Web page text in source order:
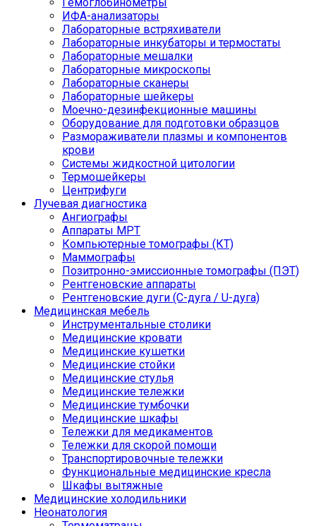
ИФА-анализаторы
Лабораторные встряхиватели
Лабораторные инкубаторы и термостаты
Лабораторные мешалки
Лабораторные микроскопы
Лабораторные сканеры
Лабораторные шейкеры
Моечно-дезинфекционные машины
Оборудование для подготовки образцов
Размораживатели плазмы и компонентов
крови
Системы жидкостной цитологии
Термошейкеры
Центрифуги
Лучевая диагностика
Ангиографы
Аппараты МРТ
Компьютерные томографы (КТ)
Маммографы
Позитронно-эмиссионные томографы (ПЭТ)
Рентгеновские аппараты
Рентгеновские дуги (С-дуга / U-дуга)
Медицинская мебель
Инструментальные столики
Медицинские кровати
Медицинские кушетки
Медицинские стойки
Медицинские стулья
Медицинские тележки
Медицинские тумбочки
Медицинские шкафы
Тележки для медикаментов
Тележки для скорой помощи
Транспортировочные тележки
Функциональные медицинские кресла
Шкафы вытяжные
Медицинские холодильники
Неонатология